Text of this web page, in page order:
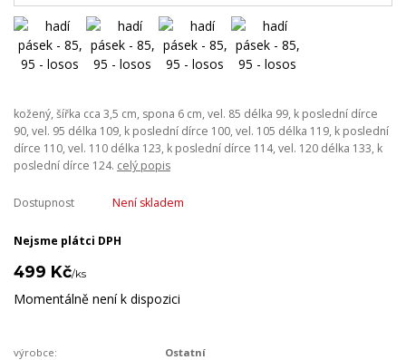
kožený, šířka cca 3,5 cm, spona 6 cm, vel. 85 délka 99, k poslední dírce
90, vel. 95 délka 109, k poslední dírce 100, vel. 105 délka 119, k poslední
dírce 110, vel. 110 délka 123, k poslední dírce 114, vel. 120 délka 133, k
poslední dírce 124. celý popis
Dostupnost Není skladem
Nejsme plátci DPH
499 Kč/ks
Momentálně není k dispozici
výrobce:
Ostatní